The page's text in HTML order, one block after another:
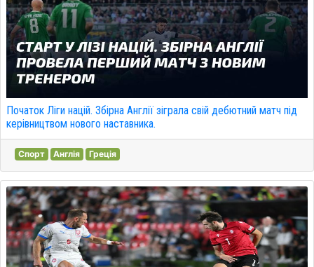
Початок Ліги націй. Збірна Англії зіграла свій дебютний матч під
керівництвом нового наставника.
Спорт Англія Греція